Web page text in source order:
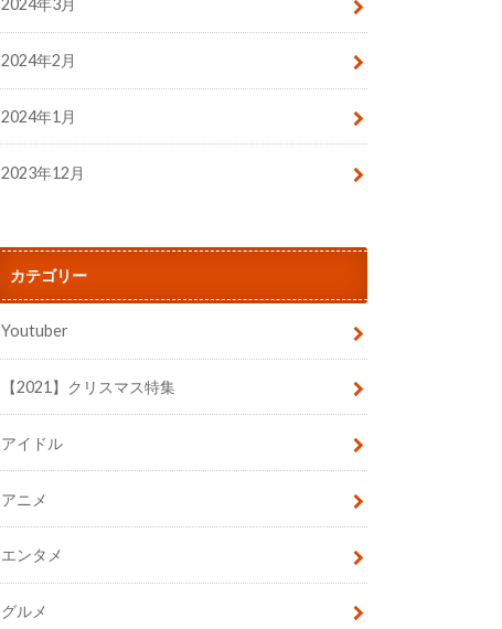
2024年3月
2024年2月
2024年1月
2023年12月
カテゴリー
Youtuber
【2021】クリスマス特集
アイドル
アニメ
エンタメ
グルメ